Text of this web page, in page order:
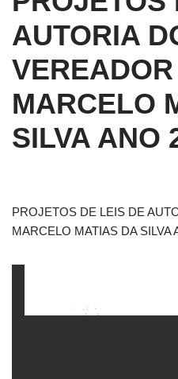
AUTORIA
MARCELO
SILVA ANO
PROJETOS DE LEIS DE
MARCELO MATIAS DA SILVA